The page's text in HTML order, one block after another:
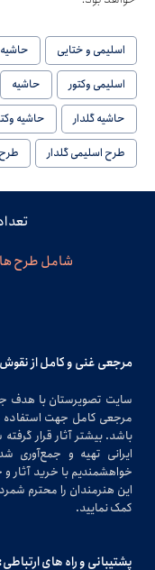
اسلیمی و ختایی
اسلیمی وکتور
حاشیه
حاشیه گلدار
حاشیه
طرح اسلیمی گلدار
طرح
شامل طرح های
مرجعی غنی و کامل از نقوش
سایت تصویرستان با هدف
مرجعی کامل جهت استفاده
باشد. بیشتر آثار قرار
ایرانی تهیه و جمع‌آوری
خواهشمندیم با خرید آثار
این هنرمندان را محترم
کمک نمایید.
پشتیبانی و راه های ارتباطی: